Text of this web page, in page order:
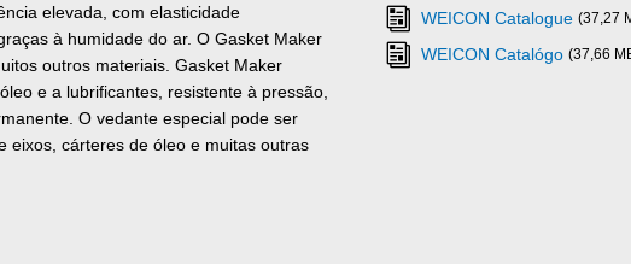
elevada, com elasticidade
à humidade do ar. O Gasket Maker
outros materiais. Gasket Maker
e a lubrificantes, resistente à pressão,
O vedante especial pode ser
eixos, cárteres de óleo e muitas outras
WEICON Catalogue (37,27
WEICON Catalógo (37,66